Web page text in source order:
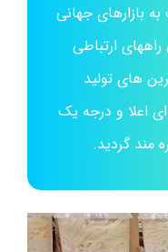
بازارهای جهانی
ارتباطی
های تولید
اعلا و درجه یک
مند گردید.